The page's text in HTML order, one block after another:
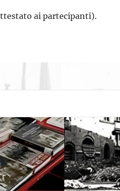
ai partecipanti).